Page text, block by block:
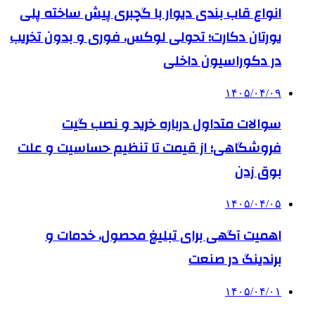
انواع قاب بندی دیوار با گچبری پیش ساخته پلی
یورتان دکارت؛ تحولی لوکس، فوری و بدون تخریب
در دکوراسیون داخلی
۱۴۰۵/۰۴/۰۹
سوالات متداول درباره خرید و نصب گیت
فروشگاهی؛ از قیمت تا تنظیم حساسیت و علت
بوق زدن
۱۴۰۵/۰۴/۰۵
اهمیت آگهی برای تبلیغ محصول، خدمات و
برندینگ در صنعت
۱۴۰۵/۰۴/۰۱